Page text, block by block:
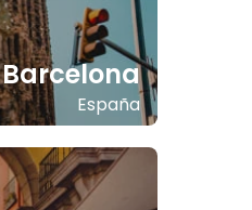
Barcelona
España